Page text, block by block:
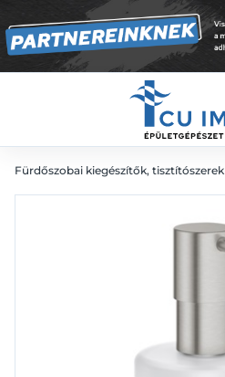
Fürdőszobai kiegészítők, tisztítószerek
10 728 Ft